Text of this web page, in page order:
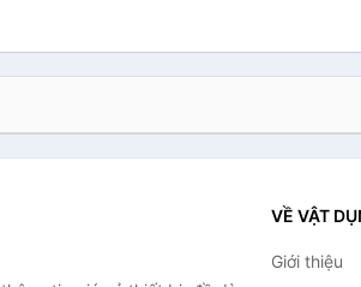
VỀ VẬT
Giới thiệu